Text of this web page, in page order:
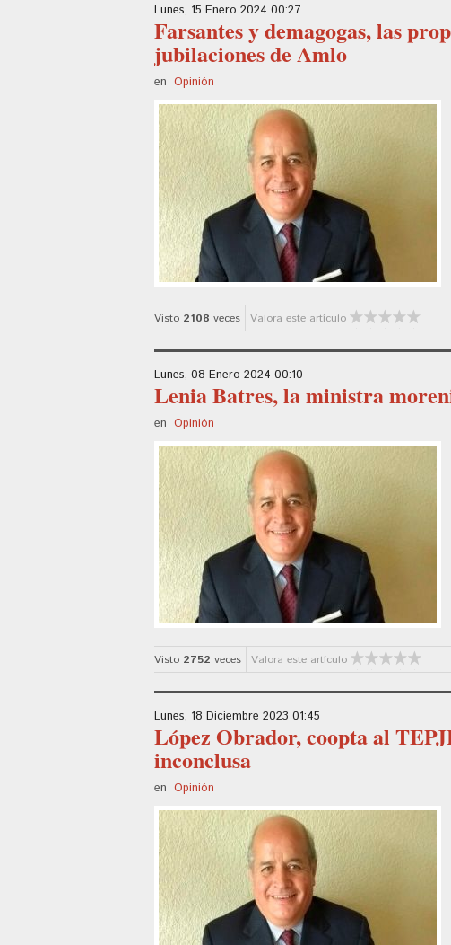
Lunes, 15 Enero 2024 00:27
Farsantes y demagogas, las
jubilaciones de Amlo
en Opinión
Visto 2108 veces Valora este artículo
Lunes, 08 Enero 2024 00:10
Lenia Batres, la ministra
en Opinión
Visto 2752 veces Valora este artículo
Lunes, 18 Diciembre 2023 01:45
López Obrador, coopta al
inconclusa
en Opinión